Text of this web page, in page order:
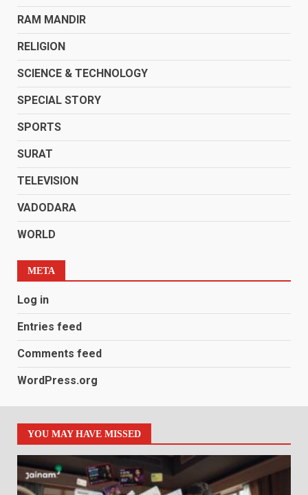
RAM MANDIR
RELIGION
SCIENCE & TECHNOLOGY
SPECIAL STORY
SPORTS
SURAT
TELEVISION
VADODARA
WORLD
META
Log in
Entries feed
Comments feed
WordPress.org
YOU MAY HAVE MISSED